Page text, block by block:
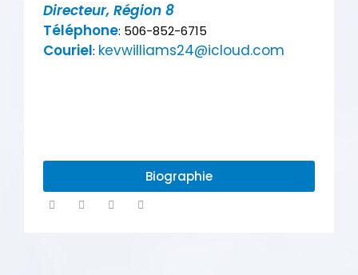
Directeur, Région 8
Téléphone: 506-852-6715
Couriel: kevwilliams24@icloud.com
Biographie